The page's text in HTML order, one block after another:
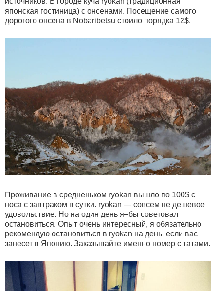
японская гостиница) с онсенами. Посещение самого
дорогого онсена в Nobaribetsu стоило порядка 12$.
Проживание в средненьком ryokan вышло по 100$ с
носа с завтраком в сутки. ryokan — совсем не дешевое
удовольствие. Но на один день я–бы советовал
остановиться. Опыт очень интересный, я обязательно
рекомендую остановиться в ryokan на день, если вас
занесет в Японию. Заказывайте именно номер с татами.